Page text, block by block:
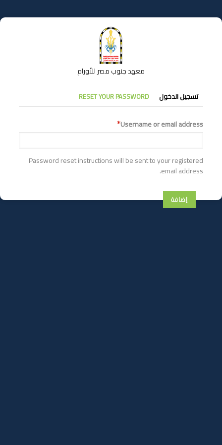
إلى
المحتوى
معهد جنوب مصر للأورام
التبويبات
الأساسية
تسجيل الدخول RESET YOUR PASSWORD
Username or email address
Password reset instructions will be sent to your registered
email address.